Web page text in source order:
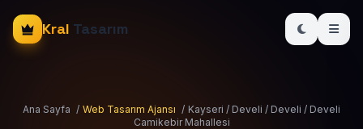
Kral Tasarım
Ana Sayfa / Web Tasarım Ajansı / Kayseri / Develi / Develi / Develi
Camikebir Mahallesi